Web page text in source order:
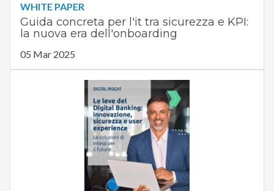
WHITE PAPER
Guida concreta per l'it tra sicurezza e KPI:
la nuova era dell'onboarding
05 Mar 2025